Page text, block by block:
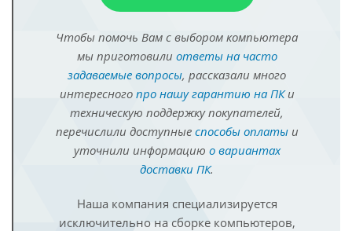
Чтобы помочь Вам с выбором компьютера
мы приготовили ответы на часто
задаваемые вопросы, рассказали много
интересного про нашу гарантию на ПКи
техническую поддержку покупателей,
перечислили доступные способы оплатыи
уточнили информацию о вариантах
доставки ПК.
Наша компания специализируется
исключительно на сборке компьютеров,